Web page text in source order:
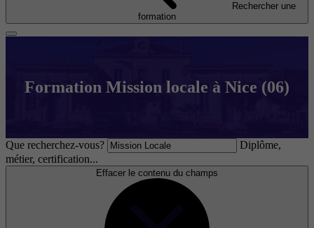
Rechercher une
formation
Formation Mission locale à Nice (06)
Que recherchez-vous?
Diplôme,
métier, certification...
Effacer le contenu du champs